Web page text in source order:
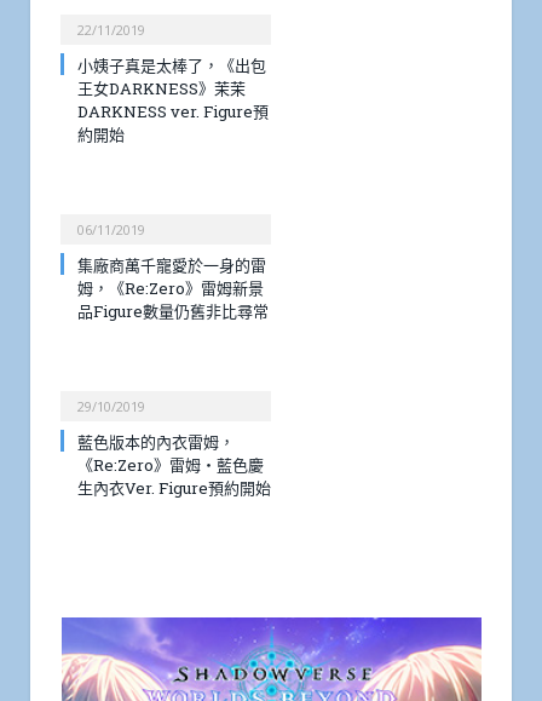
22/11/2019
小姨子真是太棒了，《出包
王女DARKNESS》茉茉
DARKNESS ver. Figure預
約開始
06/11/2019
集廠商萬千寵愛於一身的雷
姆，《Re:Zero》雷姆新景
品Figure數量仍舊非比尋常
29/10/2019
藍色版本的內衣雷姆，
《Re:Zero》雷姆・藍色慶
生內衣Ver. Figure預約開始